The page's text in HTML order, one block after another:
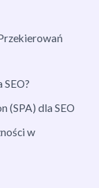
(SPA) dla SEO
w